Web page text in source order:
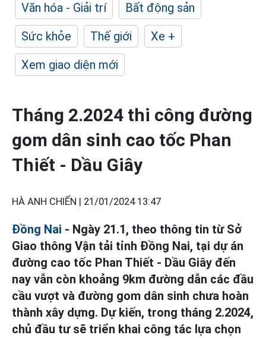
Văn hóa - Giải trí
Bất động sản
Sức khỏe
Thế giới
Xe +
Xem giao diện mới
Tháng 2.2024 thi công đường
gom dân sinh cao tốc Phan
Thiết - Dầu Giây
HÀ ANH CHIẾN | 21/01/2024 13:47
Đồng Nai - Ngày 21.1, theo thông tin từ Sở
Giao thông Vận tải tỉnh Đồng Nai, tại dự án
đường cao tốc Phan Thiết - Dầu Giây đến
nay vẫn còn khoảng 9km đường dẫn các đầu
cầu vượt và đường gom dân sinh chưa hoàn
thành xây dựng. Dự kiến, trong tháng 2.2024,
chủ đầu tư sẽ triển khai công tác lựa chọn